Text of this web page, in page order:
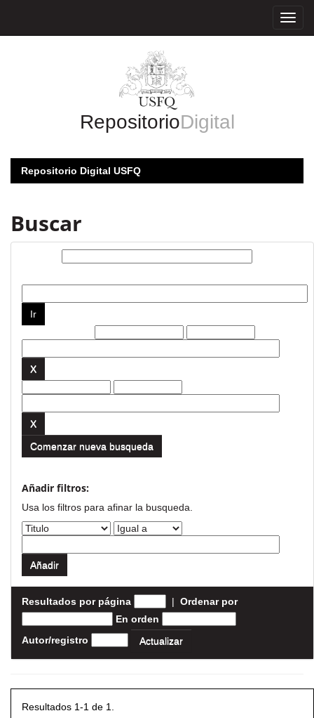
RepositorioDigital
Repositorio Digital USFQ
Buscar
Comenzar nueva busqueda
Añadir filtros:
Usa los filtros para afinar la busqueda.
Resultados por página | Ordenar por
En orden
Autor/registro
Resultados 1-1 de 1.